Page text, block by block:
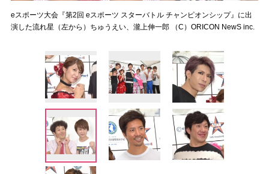
eスポーツ大会『第2回 eスポーツ スターバトル チャンピオンシップ』に出
演した流れ星（左から）ちゅうえい、瀧上伸一郎 （C）ORICON NewS inc.